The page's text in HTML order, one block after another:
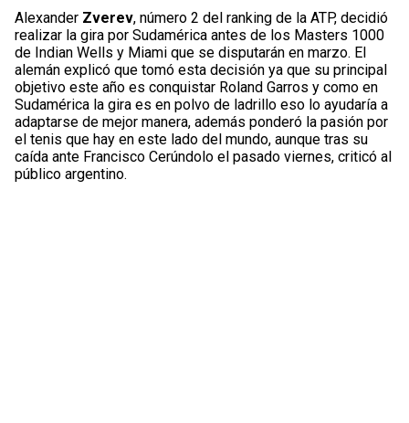
Alexander Zverev, número 2 del ranking de la ATP, decidió
realizar la gira por Sudamérica antes de los Masters 1000
de Indian Wells y Miami que se disputarán en marzo. El
alemán explicó que tomó esta decisión ya que su principal
objetivo este año es conquistar Roland Garros y como en
Sudamérica la gira es en polvo de ladrillo eso lo ayudaría a
adaptarse de mejor manera, además ponderó la pasión por
el tenis que hay en este lado del mundo, aunque tras su
caída ante Francisco Cerúndolo el pasado viernes, criticó al
público argentino.